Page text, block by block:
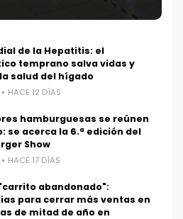
de la Hepatitis: el
temprano salva vidas y
salud del hígado
HACE 12 DÍAS
hamburguesas se reúnen
se acerca la 6.ª edición del
Show
HACE 17 DÍAS
abandonado":
para cerrar más ventas en
de mitad de año en